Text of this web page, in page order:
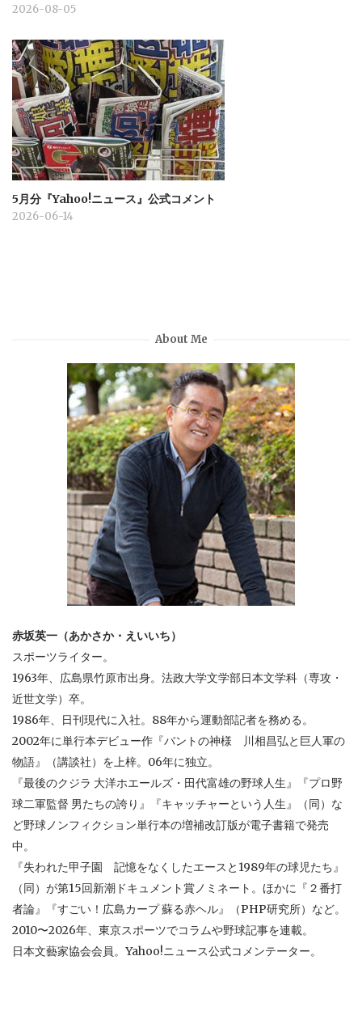
2026-08-05
5月分『Yahoo!ニュース』公式コメント
2026-06-14
About Me
赤坂英一（あかさか・えいいち）
スポーツライター。
1963年、広島県竹原市出身。法政大学文学部日本文学科（専攻・
近世文学）卒。
1986年、日刊現代に入社。88年から運動部記者を務める。
2002年に単行本デビュー作『バントの神様 川相昌弘と巨人軍の
物語』（講談社）を上梓。06年に独立。
『最後のクジラ 大洋ホエールズ・田代富雄の野球人生』『プロ野
球二軍監督 男たちの誇り』『キャッチャーという人生』（同）な
ど野球ノンフィクション単行本の増補改訂版が電子書籍で発売
中。
『失われた甲子園 記憶をなくしたエースと1989年の球児たち』
（同）が第15回新潮ドキュメント賞ノミネート。ほかに『２番打
者論』『すごい！広島カープ 蘇る赤ヘル』（PHP研究所）など。
2010〜2026年、東京スポーツでコラムや野球記事を連載。
日本文藝家協会会員。Yahoo!ニュース公式コメンテーター。